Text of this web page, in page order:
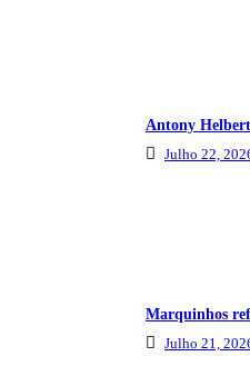
Antony
Julho 22,
Marquinhos
Julho 21,